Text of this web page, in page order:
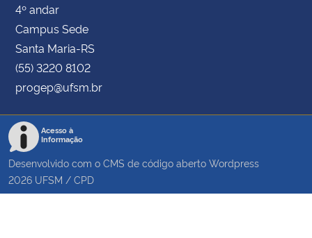
4º andar
Campus Sede
Santa Maria-RS
(55) 3220 8102
progep@ufsm.br
Acesso à
Informação
Desenvolvido com o CMS de código aberto Wordpress
2026 UFSM / CPD